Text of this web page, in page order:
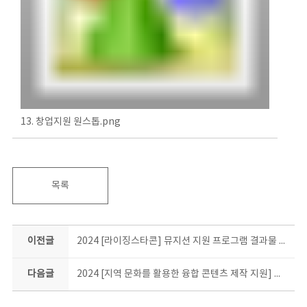
13. 창업지원 원스톱.png
목록
이전글 2024 [라이징스타콘] 뮤지션 지원 프로그램 결과물 소개
다음글 2024 [지역 문화를 활용한 융합 콘텐츠 제작 지원] 결과물 소개